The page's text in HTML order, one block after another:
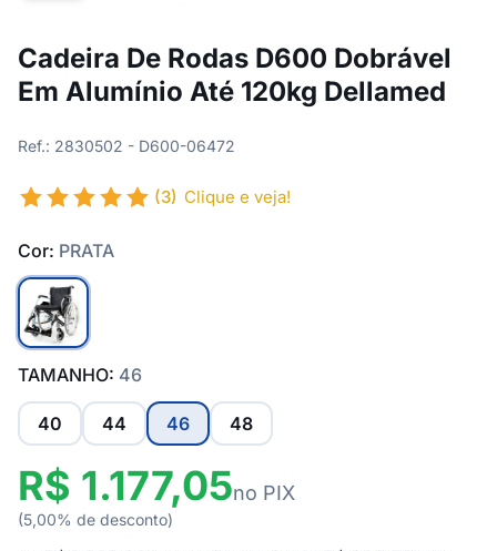
Cadeira De Rodas D600 Dobrável
Em Alumínio Até 120kg Dellamed
Ref.: 2830502 - D600-06472
(3) Clique e veja!
Cor: PRATA
TAMANHO: 46
40 44 46 48
R$ 1.177,05no PIX
(5,00% de desconto)